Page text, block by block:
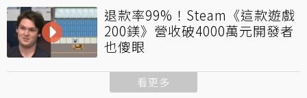
退款率99%！Steam《這款遊戲
200鎂》營收破4000萬元開發者
也傻眼
看更多